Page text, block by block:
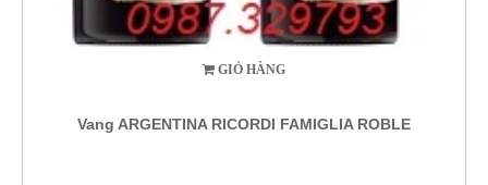
GIỎ HÀNG
Vang ARGENTINA RICORDI FAMIGLIA ROBLE